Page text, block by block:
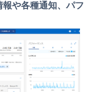
や各種通知、パフ